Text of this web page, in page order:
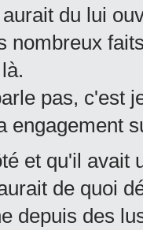
du lui
nombreux
pas, c'est
engagement
et qu'il avait
de quoi
depuis des